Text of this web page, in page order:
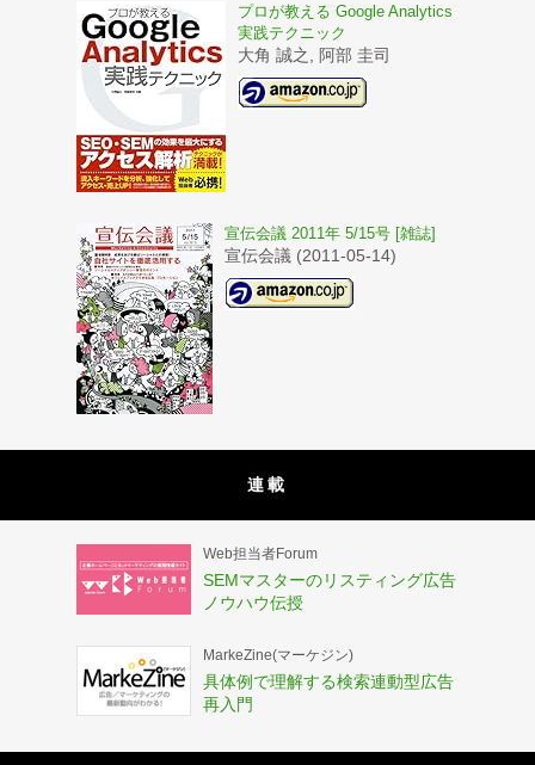
プロが教える Google Analytics
実践テクニック
大角 誠之, 阿部 圭司
宣伝会議 2011年 5/15号 [雑誌]
宣伝会議 (2011-05-14)
連載
Web担当者Forum
SEMマスターのリスティング広告
ノウハウ伝授
MarkeZine(マーケジン)
具体例で理解する検索連動型広告
再入門